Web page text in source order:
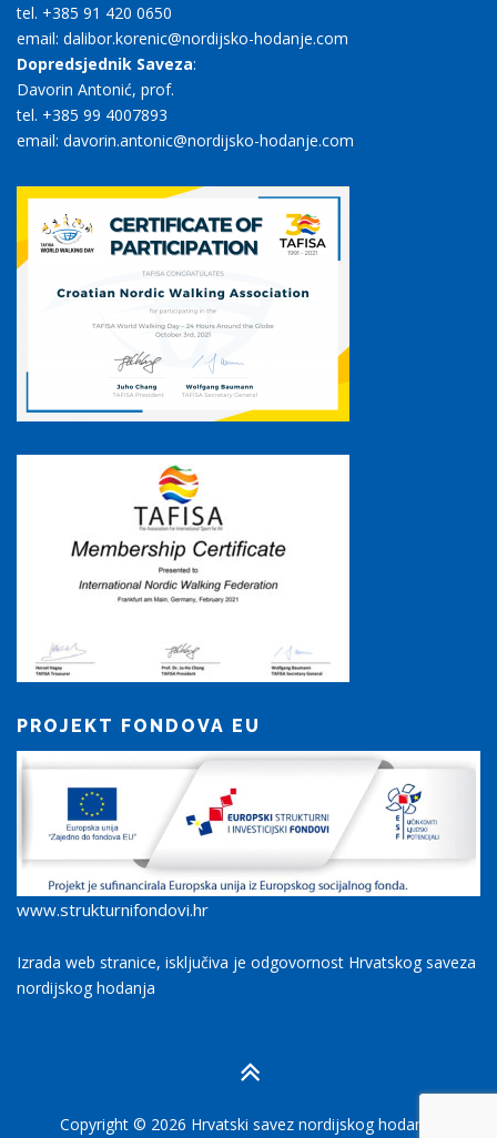
tel. +385 91 420 0650
email: dalibor.korenic@nordijsko-hodanje.com
Dopredsjednik Saveza:
Davorin Antonić, prof.
tel. +385 99 4007893
email: davorin.antonic@nordijsko-hodanje.com
PROJEKT FONDOVA EU
www.strukturnifondovi.hr
Izrada web stranice, isključiva je odgovornost Hrvatskog saveza
nordijskog hodanja
Copyright © 2026 Hrvatski savez nordijskog hodanja